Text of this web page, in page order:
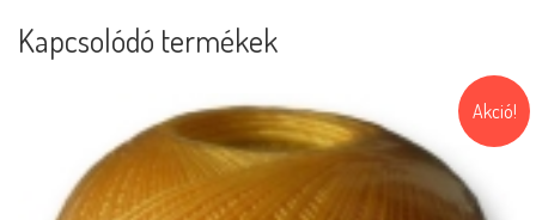
Kapcsolódó termékek
Akció!